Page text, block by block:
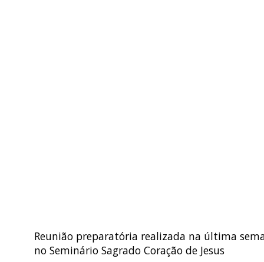
Reunião preparatória realizada na última
no Seminário Sagrado Coração de Jesus